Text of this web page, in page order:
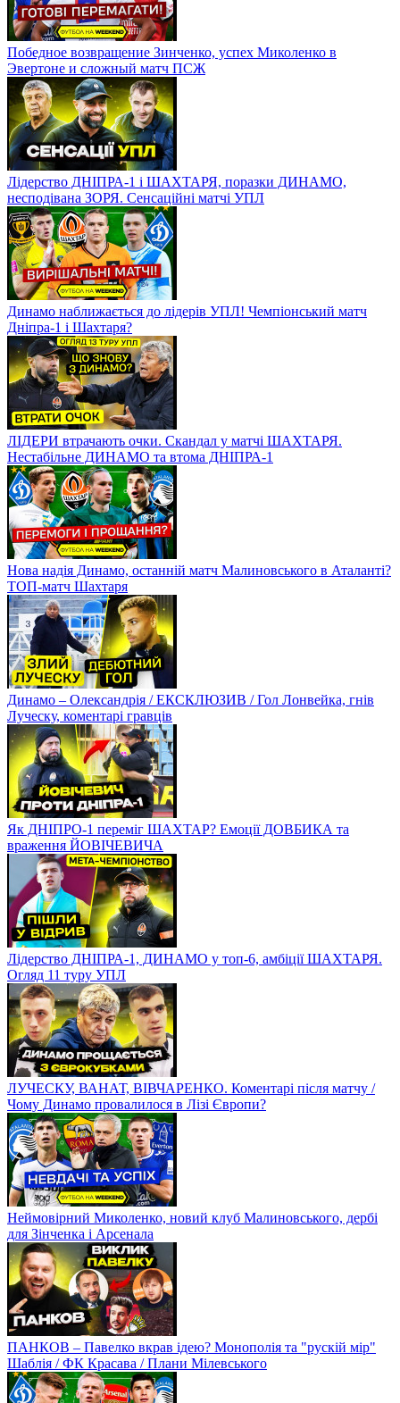
Победное возвращение Зинченко, успех Миколенко в
Эвертоне и сложный матч ПСЖ
Лідерство ДНІПРА-1 і ШАХТАРЯ, поразки ДИНАМО,
несподівана ЗОРЯ. Сенсаційні матчі УПЛ
Динамо наближається до лідерів УПЛ! Чемпіонський матч
Дніпра-1 і Шахтаря?
ЛІДЕРИ втрачають очки. Скандал у матчі ШАХТАРЯ.
Нестабільне ДИНАМО та втома ДНІПРА-1
Нова надія Динамо, останній матч Малиновського в Аталанті?
ТОП-матч Шахтаря
Динамо – Олександрія / ЕКСКЛЮЗИВ / Гол Лонвейка, гнів
Луческу, коментарі гравців
Як ДНІПРО-1 переміг ШАХТАР? Емоції ДОВБИКА та
враження ЙОВІЧЕВИЧА
Лідерство ДНІПРА-1, ДИНАМО у топ-6, амбіції ШАХТАРЯ.
Огляд 11 туру УПЛ
ЛУЧЕСКУ, ВАНАТ, ВІВЧАРЕНКО. Коментарі після матчу /
Чому Динамо провалилося в Лізі Європи?
Неймовірний Миколенко, новий клуб Малиновського, дербі
для Зінченка і Арсенала
ПАНКОВ – Павелко вкрав ідею? Монополія та "рускій мір"
Шаблія / ФК Красава / Плани Мілевського